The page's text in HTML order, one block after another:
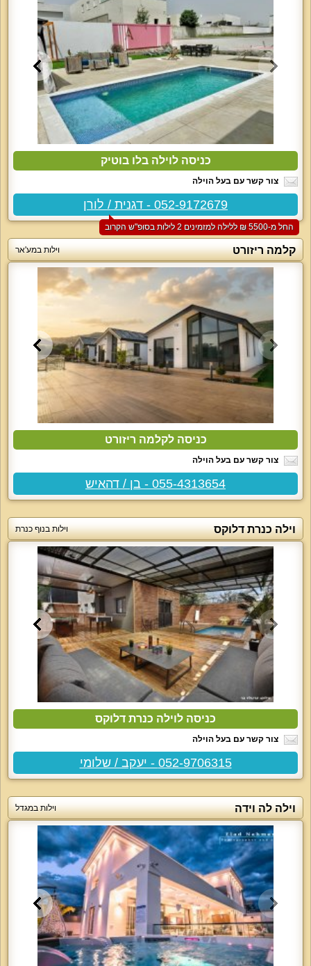
כניסה לוילה בלו בוטיק
צור קשר עם בעל הוילה
052-9172679 - דגנית / לורן
החל מ-‏5500 ₪ ללילה למזמינים 2 לילות בסופ"ש הקרוב
קלמה ריזורט וילות במע'אר
כניסה לקלמה ריזורט
צור קשר עם בעל הוילה
055-4313654 - בן / דהאיש
וילה כנרת דלוקס וילות בנוף כנרת
כניסה לוילה כנרת דלוקס
צור קשר עם בעל הוילה
052-9706315 - יעקב / שלומי
וילה לה וידה וילות במגדל